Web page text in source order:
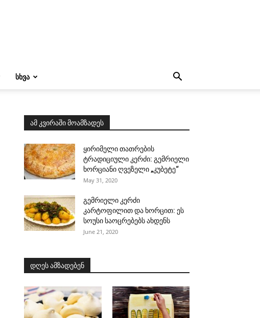
ᲡᲮᲕᲐ
ამ კვირაში მოამზადეს
ყირიმელი თათრების
ტრადიციული კერძი: გემრიელი
ხორციანი ღვეზელი „კუბეტე“
May 31, 2020
გემრიელი კერძი
კარტოფილით და ხორცით: ეს
სოუსი საოცრებებს ახდენს
June 21, 2020
დღეს ამზადებენ